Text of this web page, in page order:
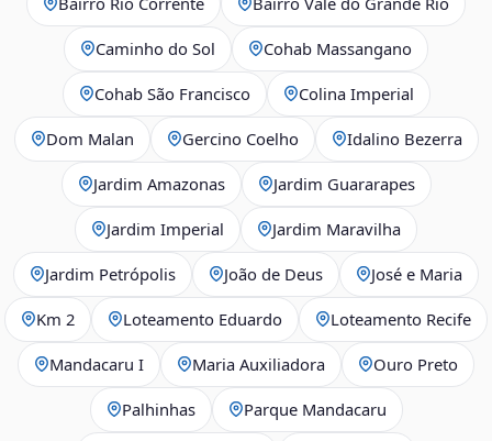
Caminho do Sol Cohab Massangano
Cohab São Francisco Colina Imperial
Dom Malan Gercino Coelho Idalino Bezerra
Jardim Amazonas Jardim Guararapes
Jardim Imperial Jardim Maravilha
Jardim Petrópolis João de Deus José e Maria
Km 2 Loteamento Eduardo Loteamento Recife
Mandacaru I Maria Auxiliadora Ouro Preto
Palhinhas Parque Mandacaru